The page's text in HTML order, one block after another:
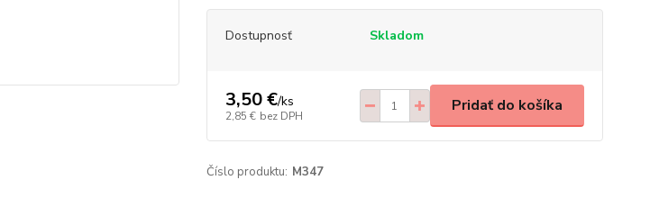
Dostupnosť Skladom
3,50 €/ks
2,85 € bez DPH
Pridať do košíka
Číslo produktu: M347